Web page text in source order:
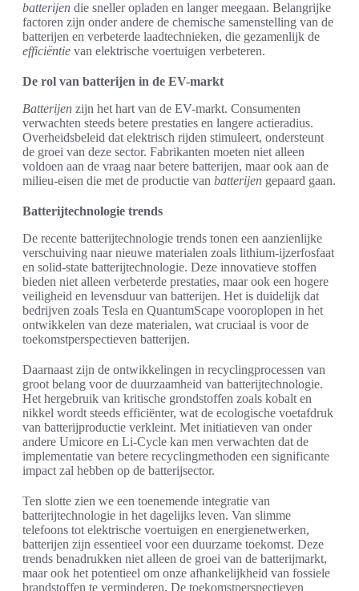
batterijen die sneller opladen en langer meegaan. Belangrijke
factoren zijn onder andere de chemische samenstelling van de
batterijen en verbeterde laadtechnieken, die gezamenlijk de
efficiëntie van elektrische voertuigen verbeteren.
De rol van batterijen in de EV-markt
Batterijen zijn het hart van de EV-markt. Consumenten
verwachten steeds betere prestaties en langere actieradius.
Overheidsbeleid dat elektrisch rijden stimuleert, ondersteunt
de groei van deze sector. Fabrikanten moeten niet alleen
voldoen aan de vraag naar betere batterijen, maar ook aan de
milieu-eisen die met de productie van batterijen gepaard gaan.
Batterijtechnologie trends
De recente batterijtechnologie trends tonen een aanzienlijke
verschuiving naar nieuwe materialen zoals lithium-ijzerfosfaat
en solid-state batterijtechnologie. Deze innovatieve stoffen
bieden niet alleen verbeterde prestaties, maar ook een hogere
veiligheid en levensduur van batterijen. Het is duidelijk dat
bedrijven zoals Tesla en QuantumScape vooroplopen in het
ontwikkelen van deze materialen, wat cruciaal is voor de
toekomstperspectieven batterijen.
Daarnaast zijn de ontwikkelingen in recyclingprocessen van
groot belang voor de duurzaamheid van batterijtechnologie.
Het hergebruik van kritische grondstoffen zoals kobalt en
nikkel wordt steeds efficiënter, wat de ecologische voetafdruk
van batterijproductie verkleint. Met initiatieven van onder
andere Umicore en Li-Cycle kan men verwachten dat de
implementatie van betere recyclingmethoden een significante
impact zal hebben op de batterijsector.
Ten slotte zien we een toenemende integratie van
batterijtechnologie in het dagelijks leven. Van slimme
telefoons tot elektrische voertuigen en energienetwerken,
batterijen zijn essentieel voor een duurzame toekomst. Deze
trends benadrukken niet alleen de groei van de batterijmarkt,
maar ook het potentieel om onze afhankelijkheid van fossiele
brandstoffen te verminderen. De toekomstperspectieven